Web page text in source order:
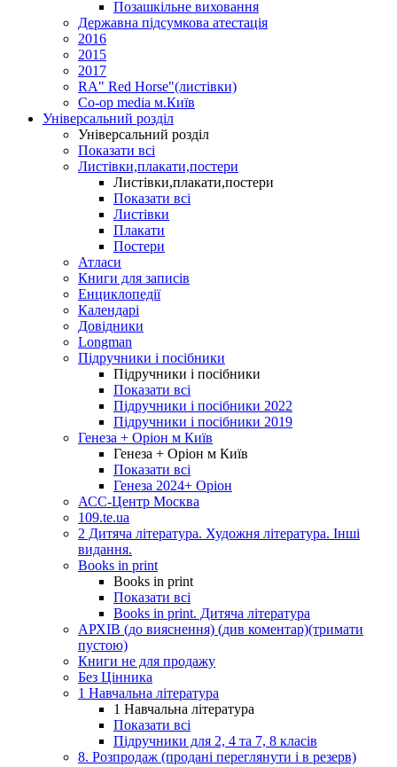
Позашкільне виховання
Державна підсумкова атестація
2016
2015
2017
RA" Red Horse"(листівки)
Co-op media м.Київ
Універсальний розділ
Універсальний розділ
Показати всі
Листівки,плакати,постери
Листівки,плакати,постери
Показати всі
Листівки
Плакати
Постери
Атласи
Книги для записів
Енциклопедії
Календарі
Довідники
Longman
Підручники і посібники
Підручники і посібники
Показати всі
Підручники і посібники 2022
Підручники і посібники 2019
Генеза + Оріон м Київ
Генеза + Оріон м Київ
Показати всі
Генеза 2024+ Оріон
АСС-Центр Москва
109.te.ua
2 Дитяча література. Художня література. Інші
видання.
Books in print
Books in print
Показати всі
Books in print. Дитяча література
АРХІВ (до вияснення) (див коментар)(тримати
пустою)
Книги не для продажу
Без Цінника
1 Навчальна література
1 Навчальна література
Показати всі
Підручники для 2, 4 та 7, 8 класів
8. Розпродаж (продані переглянути і в резерв)